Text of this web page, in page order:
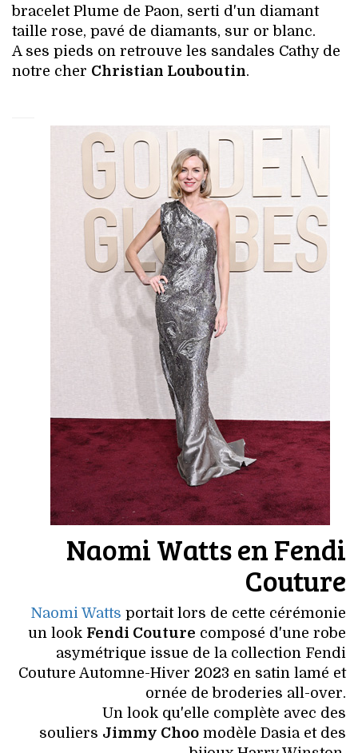
bracelet Plume de Paon, serti d'un diamant
taille rose, pavé de diamants, sur or blanc.
A ses pieds on retrouve les sandales Cathy de
notre cher Christian Louboutin.
Naomi Watts en Fendi
Couture
Naomi Watts portait lors de cette cérémonie
un look Fendi Couture composé d'une robe
asymétrique issue de la collection Fendi
Couture Automne-Hiver 2023 en satin lamé et
ornée de broderies all-over.
Un look qu'elle complète avec des
souliers Jimmy Choo modèle Dasia et des